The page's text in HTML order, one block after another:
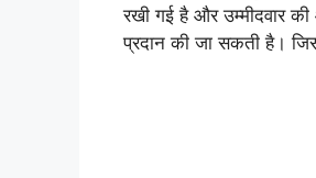
रखी गई है और उम्मीदवार
प्रदान की जा सकती है।